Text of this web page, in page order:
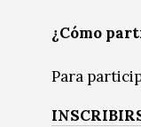
¿Cómo
Para